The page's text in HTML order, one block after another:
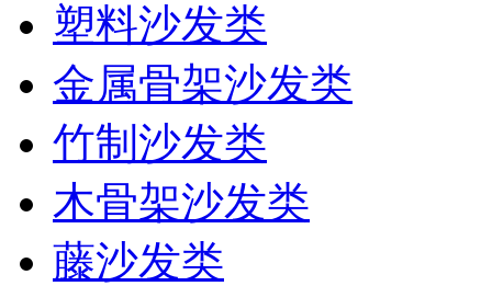
塑料沙发类
金属骨架沙发类
竹制沙发类
木骨架沙发类
藤沙发类